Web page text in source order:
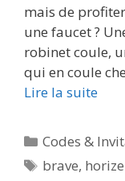
mais de
une faucet ?
robinet coule,
qui en coule
Lire la suite
Catégories
Codes &
Étiquettes
brave,